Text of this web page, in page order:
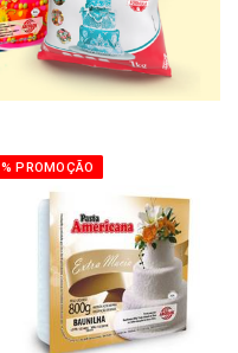
% PROMOÇÃO